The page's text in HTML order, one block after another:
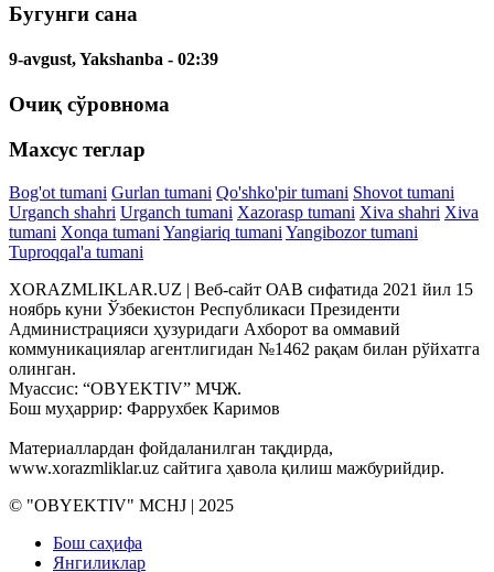
Бугунги сана
9-avgust, Yakshanba - 02:39
Очиқ сўровнома
Махсус теглар
Bog'ot tumani Gurlan tumani Qo'shko'pir tumani Shovot tumani
Urganch shahri Urganch tumani Xazorasp tumani Xiva shahri Xiva
tumani Xonqa tumani Yangiariq tumani Yangibozor tumani
Tuproqqal'a tumani
XORAZMLIKLAR.UZ | Веб-сайт ОАВ сифатида 2021 йил 15
ноябрь куни Ўзбекистон Республикаси Президенти
Администрацияси ҳузуридаги Ахборот ва оммавий
коммуникациялар агентлигидан №1462 рақам билан рўйхатга
олинган.
Муассис: “OBYEKTIV” МЧЖ.
Бош муҳаррир: Фаррухбек Каримов
Материаллардан фойдаланилган тақдирда,
www.xorazmliklar.uz сайтига ҳавола қилиш мажбурийдир.
© "OBYEKTIV" MCHJ | 2025
Бош саҳифа
Янгиликлар